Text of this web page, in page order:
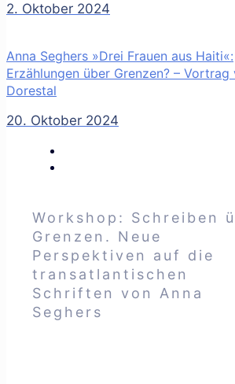
2. Oktober 2024
Anna Seghers »Drei Frauen aus Haiti«:
Erzählungen über Grenzen? – Vortrag
Dorestal
20. Oktober 2024
Workshop: Schreiben
Grenzen. Neue
Perspektiven auf die
transatlantischen
Schriften von Anna
Seghers